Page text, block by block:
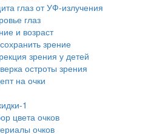
глаз от УФ-излучения
глаз
и возраст
зрение
зрения у детей
остроты зрения
на очки
1
цвета очков
очков